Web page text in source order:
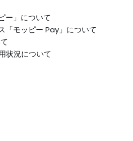
ー 」について
「モッピー Pay」について
状況について